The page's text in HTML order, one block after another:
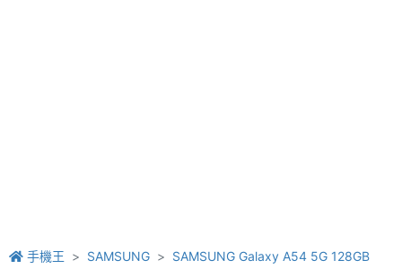
手機王 SAMSUNG SAMSUNG Galaxy A54 5G 128GB